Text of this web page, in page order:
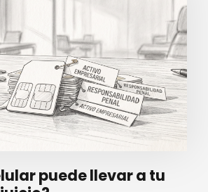
puede llevar a tu